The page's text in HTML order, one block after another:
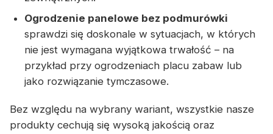
Ogrodzenie panelowe bez podmurówki
sprawdzi się doskonale w sytuacjach, w których
nie jest wymagana wyjątkowa trwałość – na
przykład przy ogrodzeniach placu zabaw lub
jako rozwiązanie tymczasowe.
Bez względu na wybrany wariant, wszystkie nasze
produkty cechują się wysoką jakością oraz